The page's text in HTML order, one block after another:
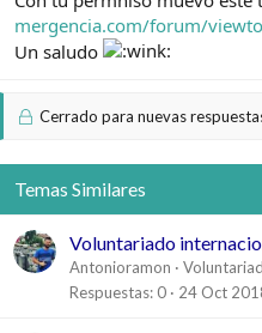
mergencia.com/forum/
Un saludo
Cerrado para nuevas
Temas Similares
Voluntariado
Antonioramon
Respuestas 0 24 Oct